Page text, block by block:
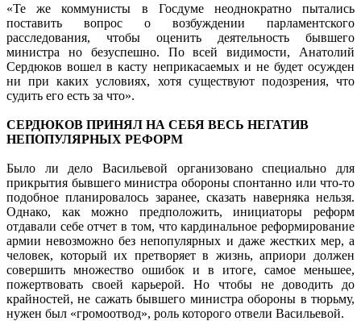
«Те же коммунисты в Госдуме неоднократно пытались
поставить вопрос о возбуждении парламентского
расследования, чтобы оценить деятельность бывшего
министра но безуспешно. По всей видимости, Анатолий
Сердюков вошел в касту неприкасаемых и не будет осужден
ни при каких условиях, хотя существуют подозрения, что
судить его есть за что».
СЕРДЮКОВ ПРИНЯЛ НА СЕБЯ ВЕСЬ НЕГАТИВ
НЕПОПУЛЯРНЫХ РЕФОРМ
Было ли дело Васильевой организовано специально для
прикрытия бывшего министра обороны спонтанно или что-то
подобное планировалось заранее, сказать наверняка нельзя.
Однако, как можно предположить, инициаторы реформ
отдавали себе отчет в том, что кардинальное реформирование
армии невозможно без непопулярных и даже жестких мер, а
человек, который их претворяет в жизнь, априори должен
совершить множество ошибок и в итоге, самое меньшее,
пожертвовать своей карьерой. Но чтобы не доводить до
крайностей, не сажать бывшего министра обороны в тюрьму,
нужен был «громоотвод», роль которого отвели Васильевой.